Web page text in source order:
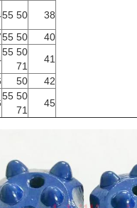
38
50 55
4 6 7
40
50 55
7
41
50 55
71
4 5
42
50
45
50 55
71
6 7 8 9